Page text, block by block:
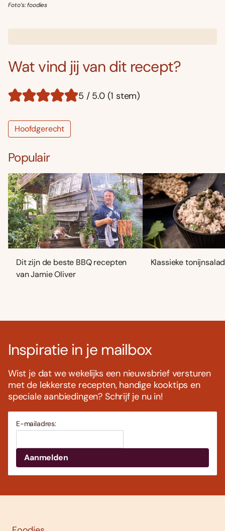
Foto’s: foodies
Wat vind jij van dit recept?
5 / 5.0 (1 stem)
Hoofdgerecht
Populair
Dit zijn de beste BBQ recepten
van Jamie Oliver
Klassieke
Inspiratie in je mailbox
Wist je dat we wekelijks een nieuwsbrief versturen
met de lekkerste recepten, handige kooktips en
speciale aanbiedingen? Schrijf je nu in!
E-mailadres: